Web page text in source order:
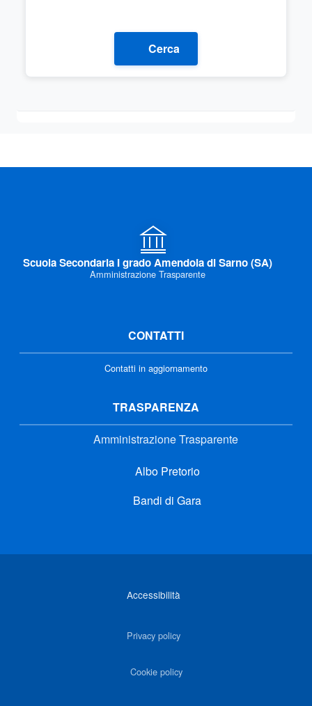
Cerca
Scuola Secondaria I grado Amendola di Sarno (SA)
Amministrazione Trasparente
CONTATTI
Contatti in aggiornamento
TRASPARENZA
Amministrazione Trasparente
Albo Pretorio
Bandi di Gara
Accessibilità
Privacy policy
Cookie policy